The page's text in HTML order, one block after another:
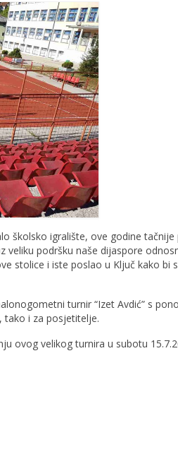
školsko igralište, ove godine tačnije
veliku podršku naše dijaspore
stolice i iste poslao u Ključ kako bi
turnir “Izet Avdić” s
tako i za posjetitelje.
ovog velikog turnira u subotu